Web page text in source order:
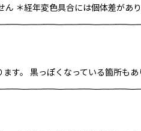
＊経年変色具合には個体差があ
す。 黒っぽくなっている箇所